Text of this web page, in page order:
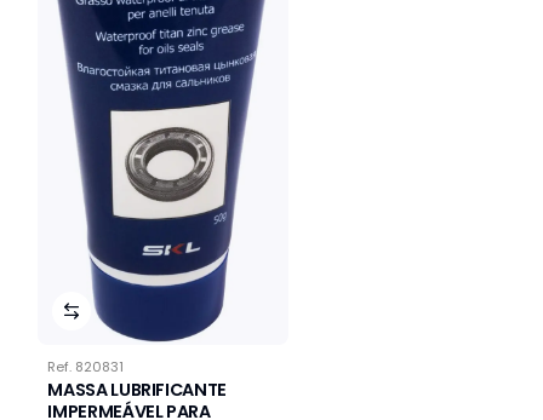
Ref. 820831
MASSA LUBRIFICANTE
IMPERMEÁVEL PARA